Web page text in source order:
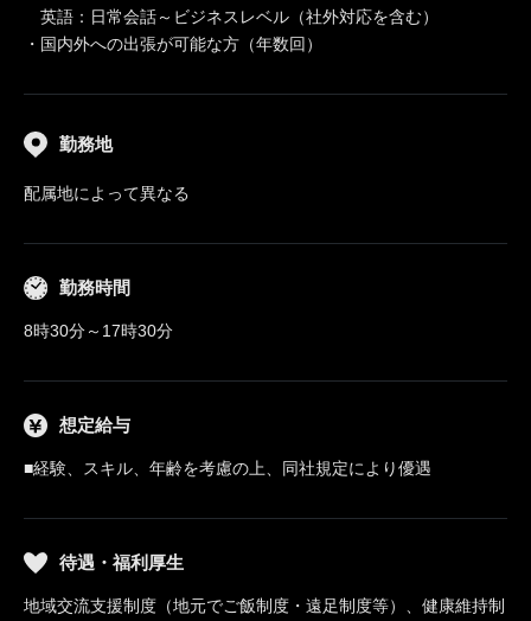
英語：日常会話～ビジネスレベル（社外対応を含む）
・国内外への出張が可能な方（年数回）
勤務地
配属地によって異なる
勤務時間
8時30分～17時30分
想定給与
■経験、スキル、年齢を考慮の上、同社規定により優遇
待遇・福利厚生
地域交流支援制度（地元でご飯制度・遠足制度等）、健康維持制